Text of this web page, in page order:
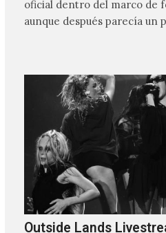
oficial dentro del marco de
aunque después parecía un
Outside Lands